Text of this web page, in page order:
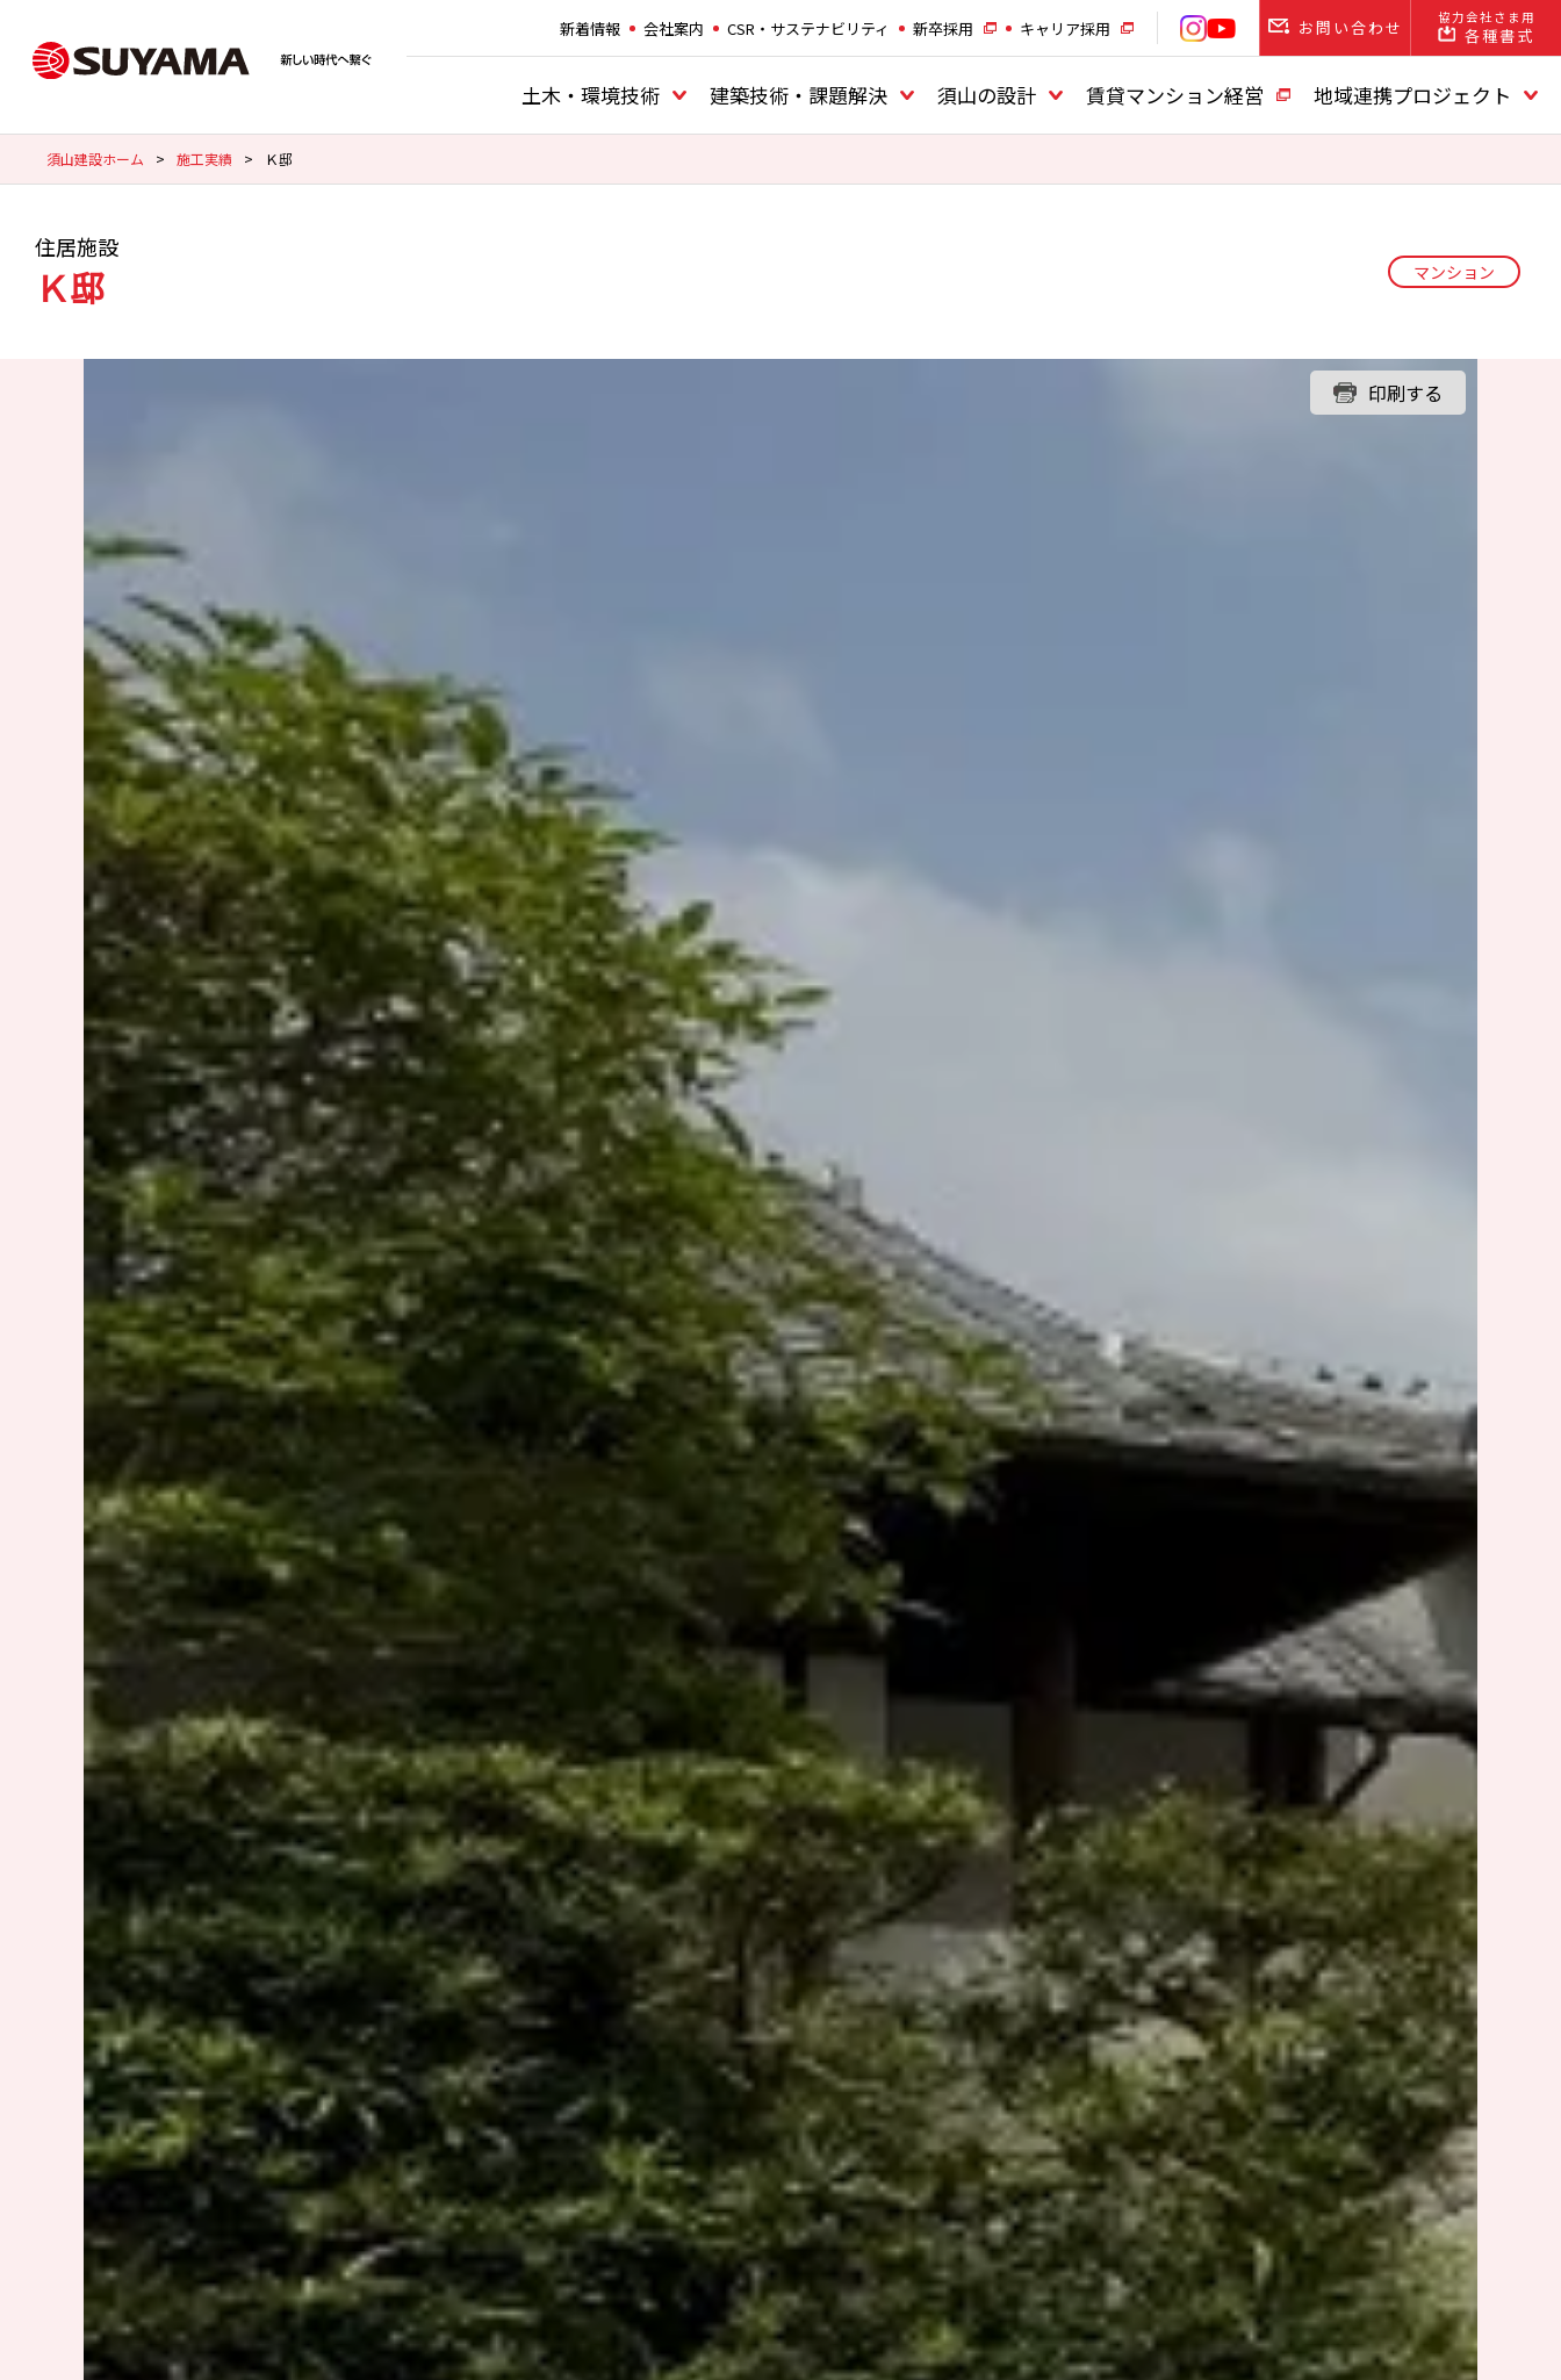
新着情報 会社案内 CSR・サステナビリティ 新卒採用 キャリア採用 お問い合わせ 協力会社さま用
各種書式
土木・環境技術 建築技術・課題解決 須山の設計 賃貸マンション経営 地域連携プロジェクト
須山建設ホーム > 施工実績 > Ｋ邸
住居施設
Ｋ邸 マンション
印刷する